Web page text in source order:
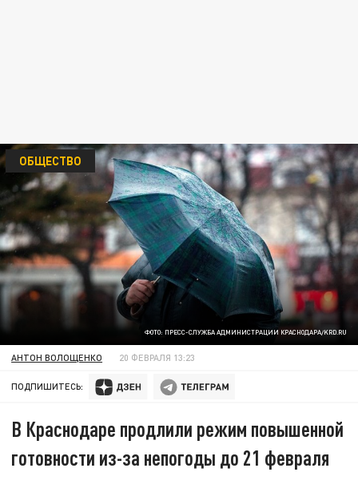
ФОТО: ПРЕСС-СЛУЖБА АДМИНИСТРАЦИИ КРАСНОДАРА/KRD.RU
ОБЩЕСТВО
АНТОН ВОЛОЩЕНКО 20 ФЕВРАЛЯ 13:23
ПОДПИШИТЕСЬ:
В Краснодаре продлили режим повышенной
готовности из-за непогоды до 21 февраля